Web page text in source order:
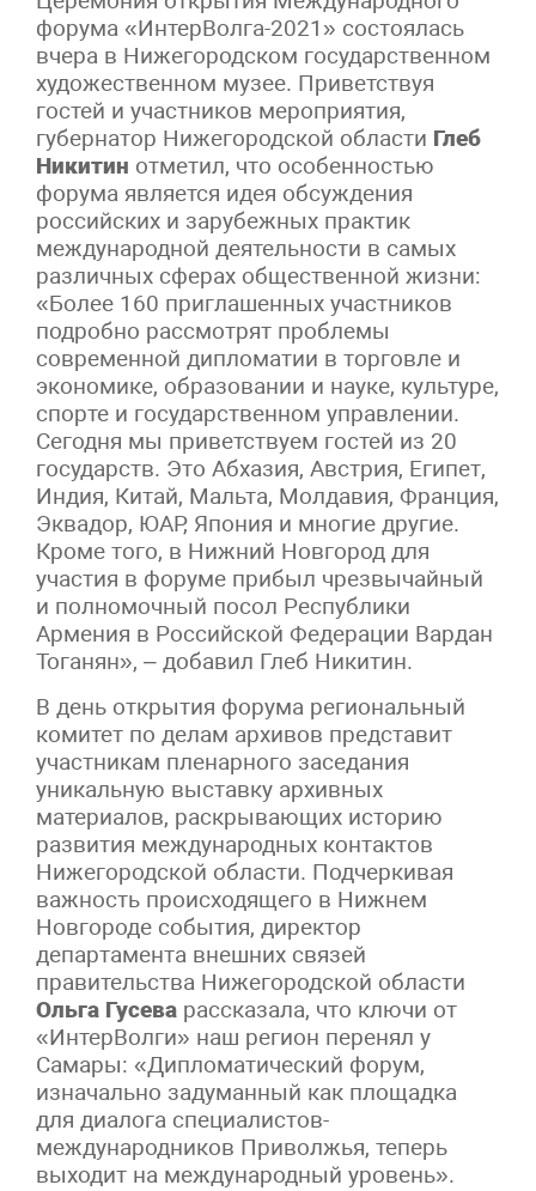
форума «ИнтерВолга-2021» состоялась
вчера в Нижегородском государственном
художественном музее. Приветствуя
гостей и участников мероприятия,
губернатор Нижегородской области Глеб
Никитин отметил, что особенностью
форума является идея обсуждения
российских и зарубежных практик
международной деятельности в самых
различных сферах общественной жизни:
«Более 160 приглашенных участников
подробно рассмотрят проблемы
современной дипломатии в торговле и
экономике, образовании и науке, культуре,
спорте и государственном управлении.
Сегодня мы приветствуем гостей из 20
государств. Это Абхазия, Австрия, Египет,
Индия, Китай, Мальта, Молдавия, Франция,
Эквадор, ЮАР, Япония и многие другие.
Кроме того, в Нижний Новгород для
участия в форуме прибыл чрезвычайный
и полномочный посол Республики
Армения в Российской Федерации Вардан
Тоганян», – добавил Глеб Никитин.
В день открытия форума региональный
комитет по делам архивов представит
участникам пленарного заседания
уникальную выставку архивных
материалов, раскрывающих историю
развития международных контактов
Нижегородской области. Подчеркивая
важность происходящего в Нижнем
Новгороде события, директор
департамента внешних связей
правительства Нижегородской области
Ольга Гусева рассказала, что ключи от
«ИнтерВолги» наш регион перенял у
Самары: «Дипломатический форум,
изначально задуманный как площадка
для диалога специалистов-
международников Приволжья, теперь
выходит на международный уровень».